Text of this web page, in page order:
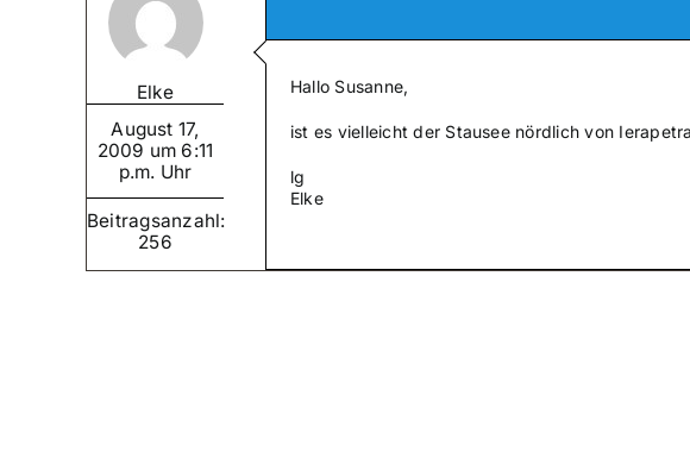
Elke
August 17,
2009 um 6:11
p.m. Uhr
Beitragsanzahl:
256
Hallo Susanne,
ist es vielleicht der Stausee nördlich von
lg
Elke